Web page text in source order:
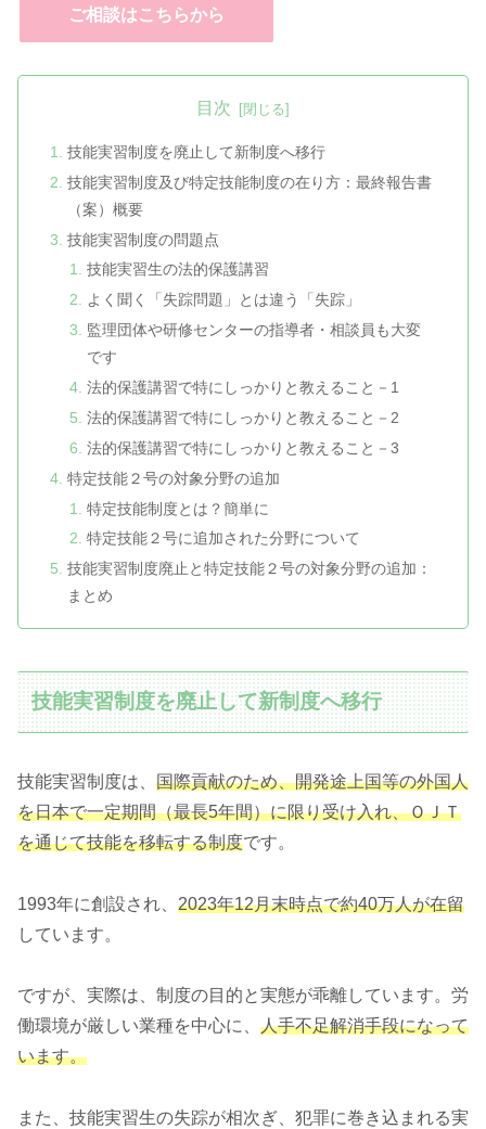
ご相談はこちらから
目次
技能実習制度を廃止して新制度へ移行
技能実習制度及び特定技能制度の在り方：最終報告書
（案）概要
技能実習制度の問題点
技能実習生の法的保護講習
よく聞く「失踪問題」とは違う「失踪」
監理団体や研修センターの指導者・相談員も大変
です
法的保護講習で特にしっかりと教えること－1
法的保護講習で特にしっかりと教えること－2
法的保護講習で特にしっかりと教えること－3
特定技能２号の対象分野の追加
特定技能制度とは？簡単に
特定技能２号に追加された分野について
技能実習制度廃止と特定技能２号の対象分野の追加：
まとめ
技能実習制度を廃止して新制度へ移行
技能実習制度は、 国際貢献のため、開発途上国等の外国人
を日本で一定期間（最長5年間）に限り受け入れ、ＯＪＴ
を通じて技能を移転する制度です。
1993年に創設され、 2023年12月末時点で約40万人が在留
しています。
ですが、実際は、制度の目的と実態が乖離しています。労
働環境が厳しい業種を中心に、 人手不足解消手段になって
います。
また、技能実習生の失踪が相次ぎ、犯罪に巻き込まれる実